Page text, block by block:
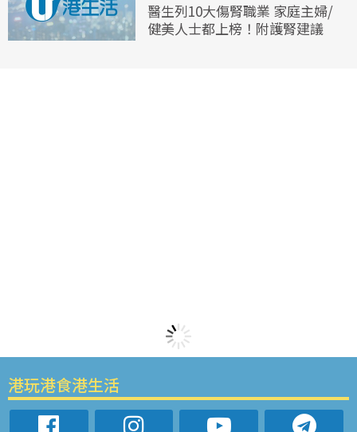
醫生列10大傷腎職業 家庭主婦/
健美人士都上榜！附護腎建議
港玩港食港生活